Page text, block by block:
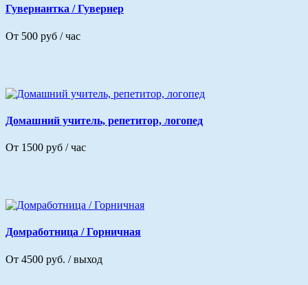
Гувернантка / Гувернер
От 500 руб / час
Домашний учитель, репетитор, логопед
От 1500 руб / час
Домработница / Горничная
От 4500 руб. / выход